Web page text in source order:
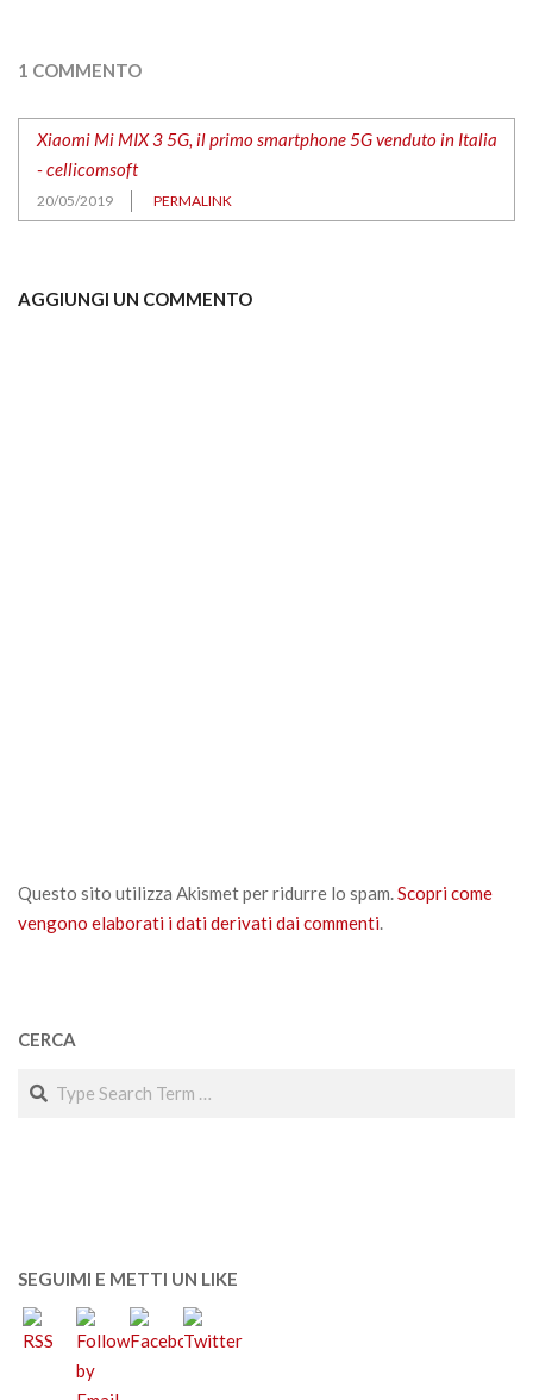
1 COMMENTO
Xiaomi Mi MIX 3 5G, il primo smartphone 5G venduto in Italia
- cellicomsoft
20/05/2019 PERMALINK
AGGIUNGI UN COMMENTO
Questo sito utilizza Akismet per ridurre lo spam.Scopri come
vengono elaborati i dati derivati dai commenti.
CERCA
Search
SEGUIMI E METTI UN LIKE